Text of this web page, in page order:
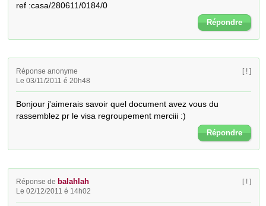
ref :casa/280611/0184/0
Répondre
Réponse anonyme
Le 03/11/2011 é 20h48
[ ! ]
Bonjour j'aimerais savoir quel document avez vous du
rassemblez pr le visa regroupement merciii :)
Répondre
Réponse de balahlah
Le 02/12/2011 é 14h02
[ ! ]